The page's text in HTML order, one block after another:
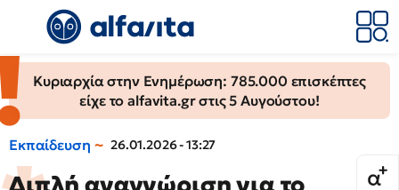
Κυριαρχία στην Ενημέρωση: 785.000 επισκέπτες
είχε το alfavita.gr στις 5 Αυγούστου!
Εκπαίδευση 26.01.2026 - 13:27